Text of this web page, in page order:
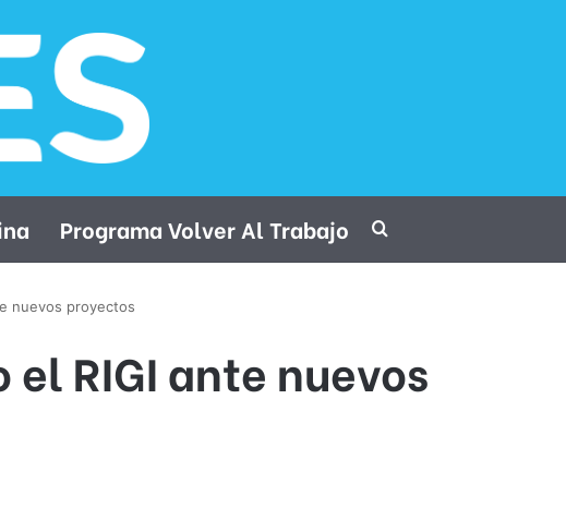
Programa Volver Al Trabajo
nuevos proyectos
RIGI ante nuevos